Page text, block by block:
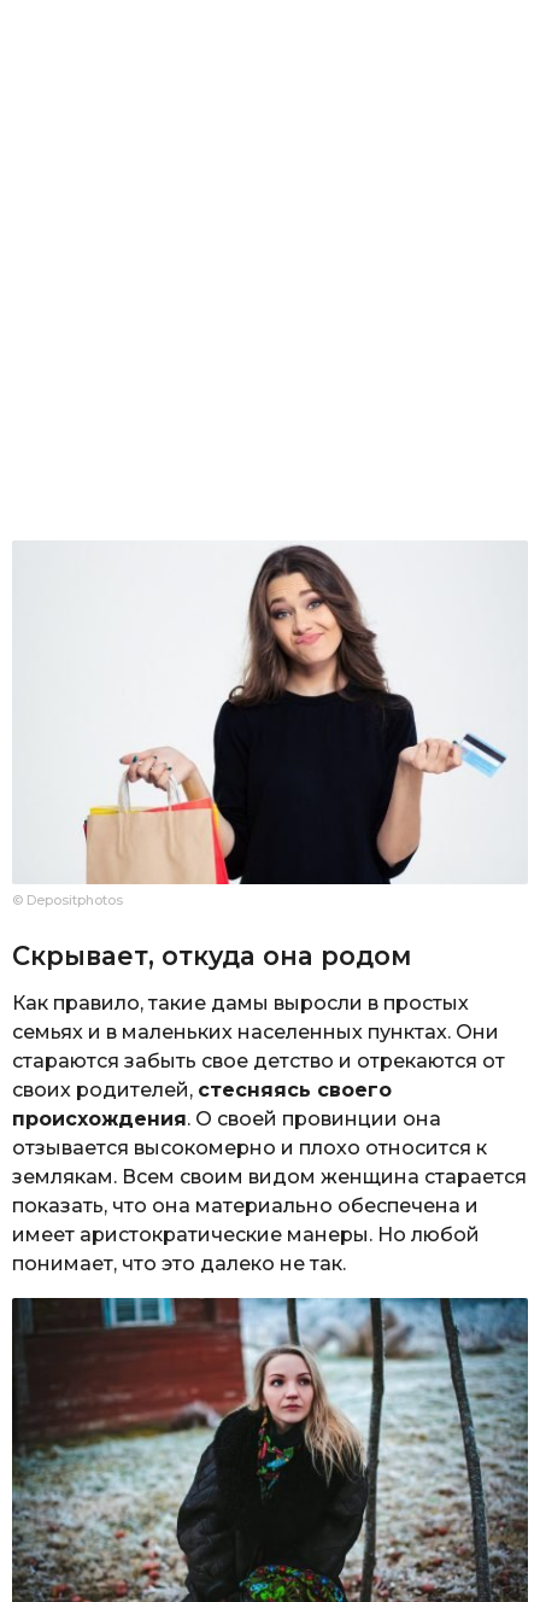
© Depositphotos
Скрывает, откуда она родом
Как правило, такие дамы выросли в простых
семьях и в маленьких населенных пунктах. Они
стараются забыть свое детство и отрекаются от
своих родителей, стесняясь своего
происхождения. О своей провинции она
отзывается высокомерно и плохо относится к
землякам. Всем своим видом женщина старается
показать, что она материально обеспечена и
имеет аристократические манеры. Но любой
понимает, что это далеко не так.